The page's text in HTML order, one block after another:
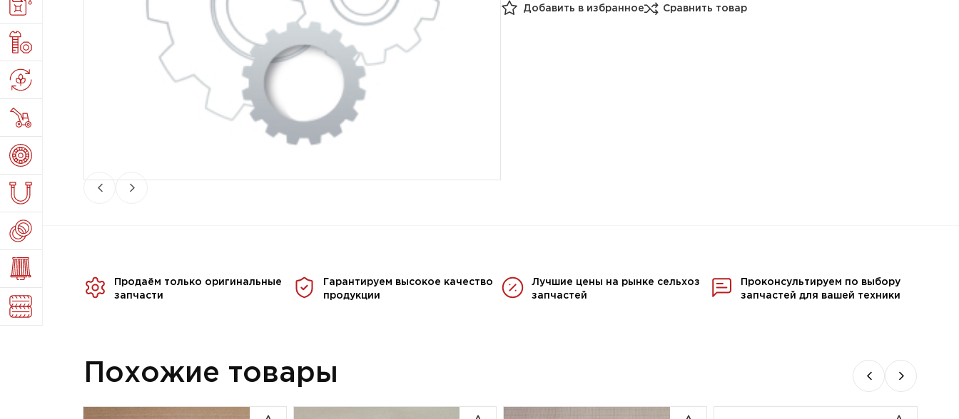
Добавить в избранное Сравнить товар
Продаём только оригинальные
запчасти
Гарантируем высокое качество
продукции
Лучшие цены на рынке сельхоз
запчастей
Проконсультируем по выбору
запчастей для вашей техники
Похожие товары